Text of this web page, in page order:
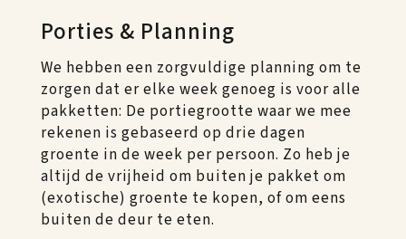
Porties & Planning
We hebben een zorgvuldige planning om te
zorgen dat er elke week genoeg is voor alle
pakketten: De portiegrootte waar we mee
rekenen is gebaseerd op drie dagen
groente in de week per persoon. Zo heb je
altijd de vrijheid om buiten je pakket om
(exotische) groente te kopen, of om eens
buiten de deur te eten.